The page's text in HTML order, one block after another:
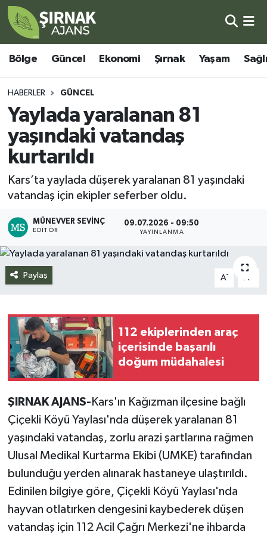
Bölge Güncel Ekonomi Şırnak Yaşam
HABERLER GÜNCEL
Yaylada yaralanan 81
yaşındaki vatandaş
kurtarıldı
Kars’ta yaylada düşerek yaralanan 81 yaşındaki
vatandaş için ekipler seferber oldu.
MÜNEVVER SEVINÇ
EDITÖR
09.07.2026 - 09:50
YAYINLANMA
Paylaş A- A
112 ekiplerinden araç
içerisinde başarılı
doğum müdahalesi
ŞIRNAK AJANS- Kars'ın Kağızman ilçesine bağlı
Çiçekli Köyü Yaylası'nda düşerek yaralanan 81
yaşındaki vatandaş, zorlu arazi şartlarına rağmen
Ulusal Medikal Kurtarma Ekibi (UMKE) tarafından
bulunduğu yerden alınarak hastaneye ulaştırıldı.
Edinilen bilgiye göre, Çiçekli Köyü Yaylası'nda
hayvan otlatırken dengesini kaybederek düşen
vatandaş için 112 Acil Çağrı Merkezi'ne ihbarda
Bölge
Güncel
Ekonomi
Şırnak
Yaşam
Sağlık
Eğitim
Kültür - Sanat
Spor
Teknoloji
Yazarlar
Şırnak Nöbetçi Eczaneler
Şırnak Hava Durumu
Şirnak Namaz Vakitleri
Şırnak Trafik Yoğunluk Haritası
Süper Lig Puan Durumu ve Fikstür
Tüm Manşetler
Son Dakika Haberleri
Haber Arşivi